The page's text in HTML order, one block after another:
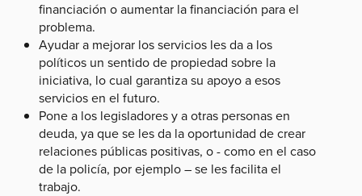
financiación o aumentar la financiación para el
problema.
Ayudar a mejorar los servicios les da a los
políticos un sentido de propiedad sobre la
iniciativa, lo cual garantiza su apoyo a esos
servicios en el futuro.
Pone a los legisladores y a otras personas en
deuda, ya que se les da la oportunidad de crear
relaciones públicas positivas, o - como en el caso
de la policía, por ejemplo – se les facilita el
trabajo.